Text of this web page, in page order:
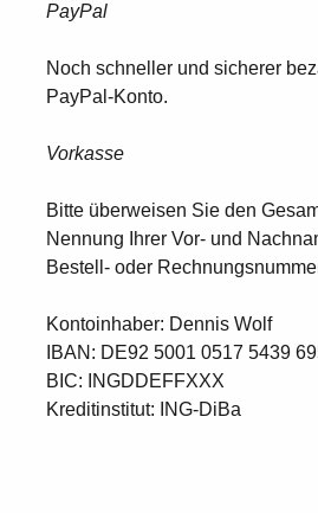
PayPal
Noch schneller und sicherer
PayPal-Konto.
Vorkasse
Bitte überweisen Sie den
Nennung Ihrer Vor- und
Bestell- oder
Kontoinhaber: Dennis Wolf
IBAN: DE92 5001 0517 5439
BIC: INGDDEFFXXX
Kreditinstitut: ING-DiBa